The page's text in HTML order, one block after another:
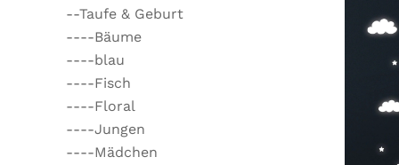
--Taufe & Geburt
----Bäume
----blau
----Fisch
----Floral
----Jungen
----Mädchen